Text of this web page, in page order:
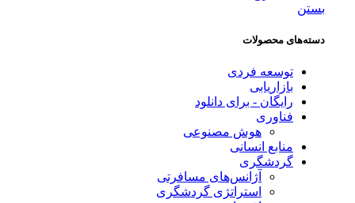
بستن
دسته‌های محصولات
توسعه فردی
بازاریابی
رایگان - برای دانلود
فناوری
هوش مصنوعی
منابع انسانی
گردشگری
آژانس‌های مسافرتی
استراتژی گردشگری